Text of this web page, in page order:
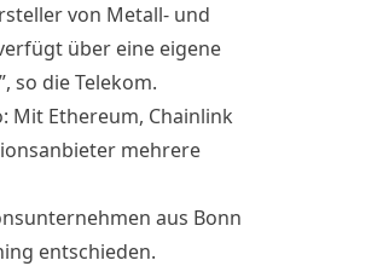
von Metall- und
über eine eigene
so die Telekom.
Mit Ethereum, Chainlink
mehrere
aus Bonn
entschieden.